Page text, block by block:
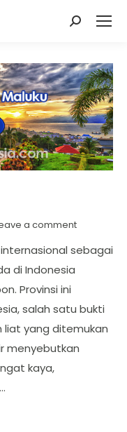
Search:
a comment
sebagai
di Indonesia
Provinsi ini
salah satu bukti
yang ditemukan
menyebutkan
kaya,